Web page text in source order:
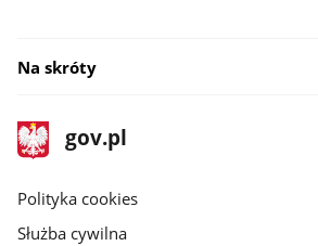
Na skróty
stopka
gov.pl
Strona
gov.pl
gov.pl
Polityka cookies
Służba cywilna